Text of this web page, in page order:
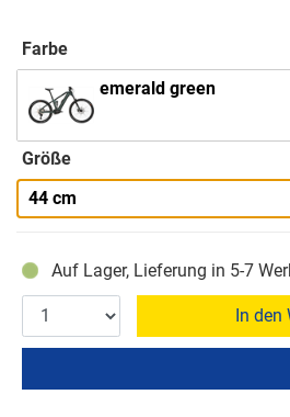
Farbe
emerald green
Größe
44 cm
Auf Lager, Lieferung in 5-7
In den